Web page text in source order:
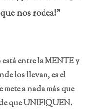
nos rodea!"
entre la MENTE y
los llevan, es el
a nada más que
que UNIFIQUEN.